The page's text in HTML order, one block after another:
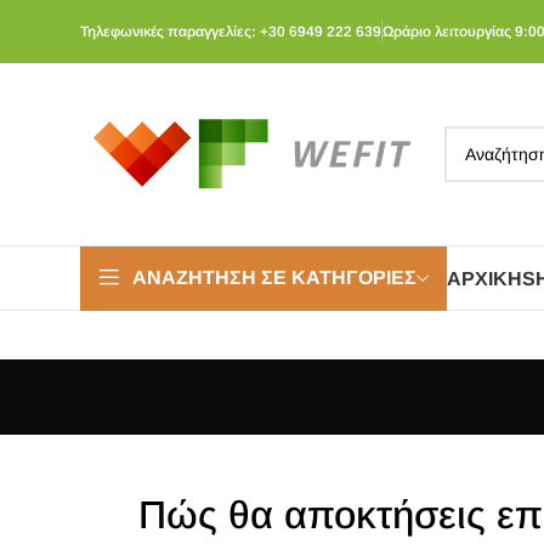
Τηλεφωνικές παραγγελίες: +30 6949 222 639Ωράριο λειτουργίας
ΑΝΑΖΉΤΗΣΗ ΣΕ ΚΑΤΗΓΟΡΊΕΣ ΑΡΧΙΚΉ
Πώς θα αποκτήσεις